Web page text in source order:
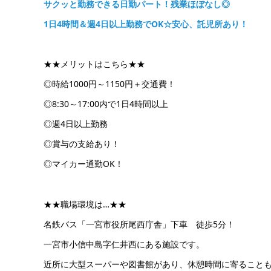
サクッと勤務できる日勤パート！残業ほぼなし◎
1日4時間＆週4日以上勤務でOK☆安心、託児所あり！
★★メリットはこちら★★
◎時給1000円～1150円＋交通費！
◎8:30～17:00内で1日4時間以上
◎週4日以上勤務
◎賞与の支給あり！
◎マイカー通勤OK！
★★職場環境は…★★
名鉄バス「一宮市役所尾西庁舎」下車 徒歩5分！
一宮市小信中島字仁井西にある施設です。
近所に大型スーパーや図書館があり、休憩時間に寄ることも